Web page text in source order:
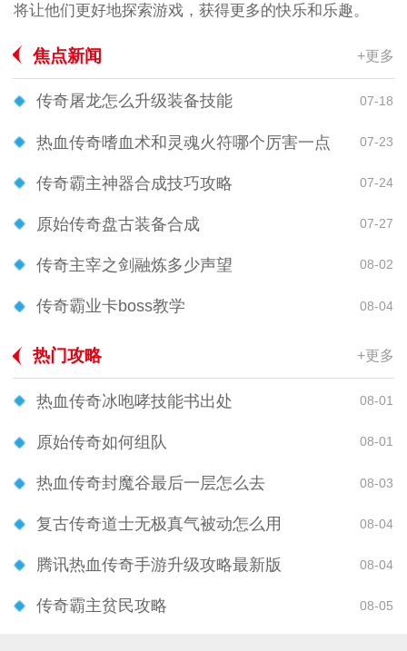
将让他们更好地探索游戏，获得更多的快乐和乐趣。
焦点新闻 +更多
传奇屠龙怎么升级装备技能 07-18
热血传奇嗜血术和灵魂火符哪个厉害一点 07-23
传奇霸主神器合成技巧攻略 07-24
原始传奇盘古装备合成 07-27
传奇主宰之剑融炼多少声望 08-02
传奇霸业卡boss教学 08-04
热门攻略 +更多
热血传奇冰咆哮技能书出处 08-01
原始传奇如何组队 08-01
热血传奇封魔谷最后一层怎么去 08-03
复古传奇道士无极真气被动怎么用 08-04
腾讯热血传奇手游升级攻略最新版 08-04
传奇霸主贫民攻略 08-05